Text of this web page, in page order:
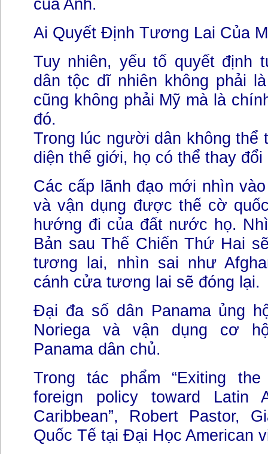
của Anh.
Ai Quyết Định Tương Lai Của
Tuy nhiên, yếu tố quyết định
dân tộc dĩ nhiên không phải
cũng không phải Mỹ mà là
đó.
Trong lúc người dân không thể
diện thế giới, họ có thể thay
Các cấp lãnh đạo mới nhìn
và vận dụng được thế cờ
hướng đi của đất nước họ.
Bản sau Thế Chiến Thứ Hai
tương lai, nhìn sai như
cánh cửa tương lai sẽ đóng lại.
Đại đa số dân Panama ủng
Noriega và vận dụng cơ
Panama dân chủ.
Trong tác phẩm “Exiting
foreign policy toward Latin
Caribbean”, Robert Pastor,
Quốc Tế tại Đại Học American